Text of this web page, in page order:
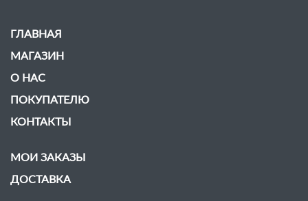
ГЛАВНАЯ
МАГАЗИН
О НАС
ПОКУПАТЕЛЮ
КОНТАКТЫ
МОИ ЗАКАЗЫ
ДОСТАВКА